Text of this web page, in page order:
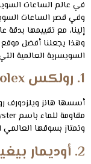
في عالم الساعات
وفي قصر الساعات
إلينا، مع تقييمها بدقة
وهذا يجعلنا أفضل موقع
السويسرية العالمية
1. رولكس Rolex
وتمتاز بسوقها العالمي
2. أوديمار بيغيه Audemars Piguet